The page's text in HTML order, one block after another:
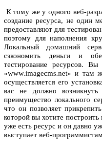
К тому же у одного веб-
создание ресурса, не один
предоставляют для
поэтому для наполнения
Локальный домашний
сэкономить деньги и
тестирование ресурсов.
«www.imagecms.net» и там
осуществляется его
вас не должно
преимущество локального
что он позволяет
которой вы хотите
уже есть ресурс и он давно
выступает веб-